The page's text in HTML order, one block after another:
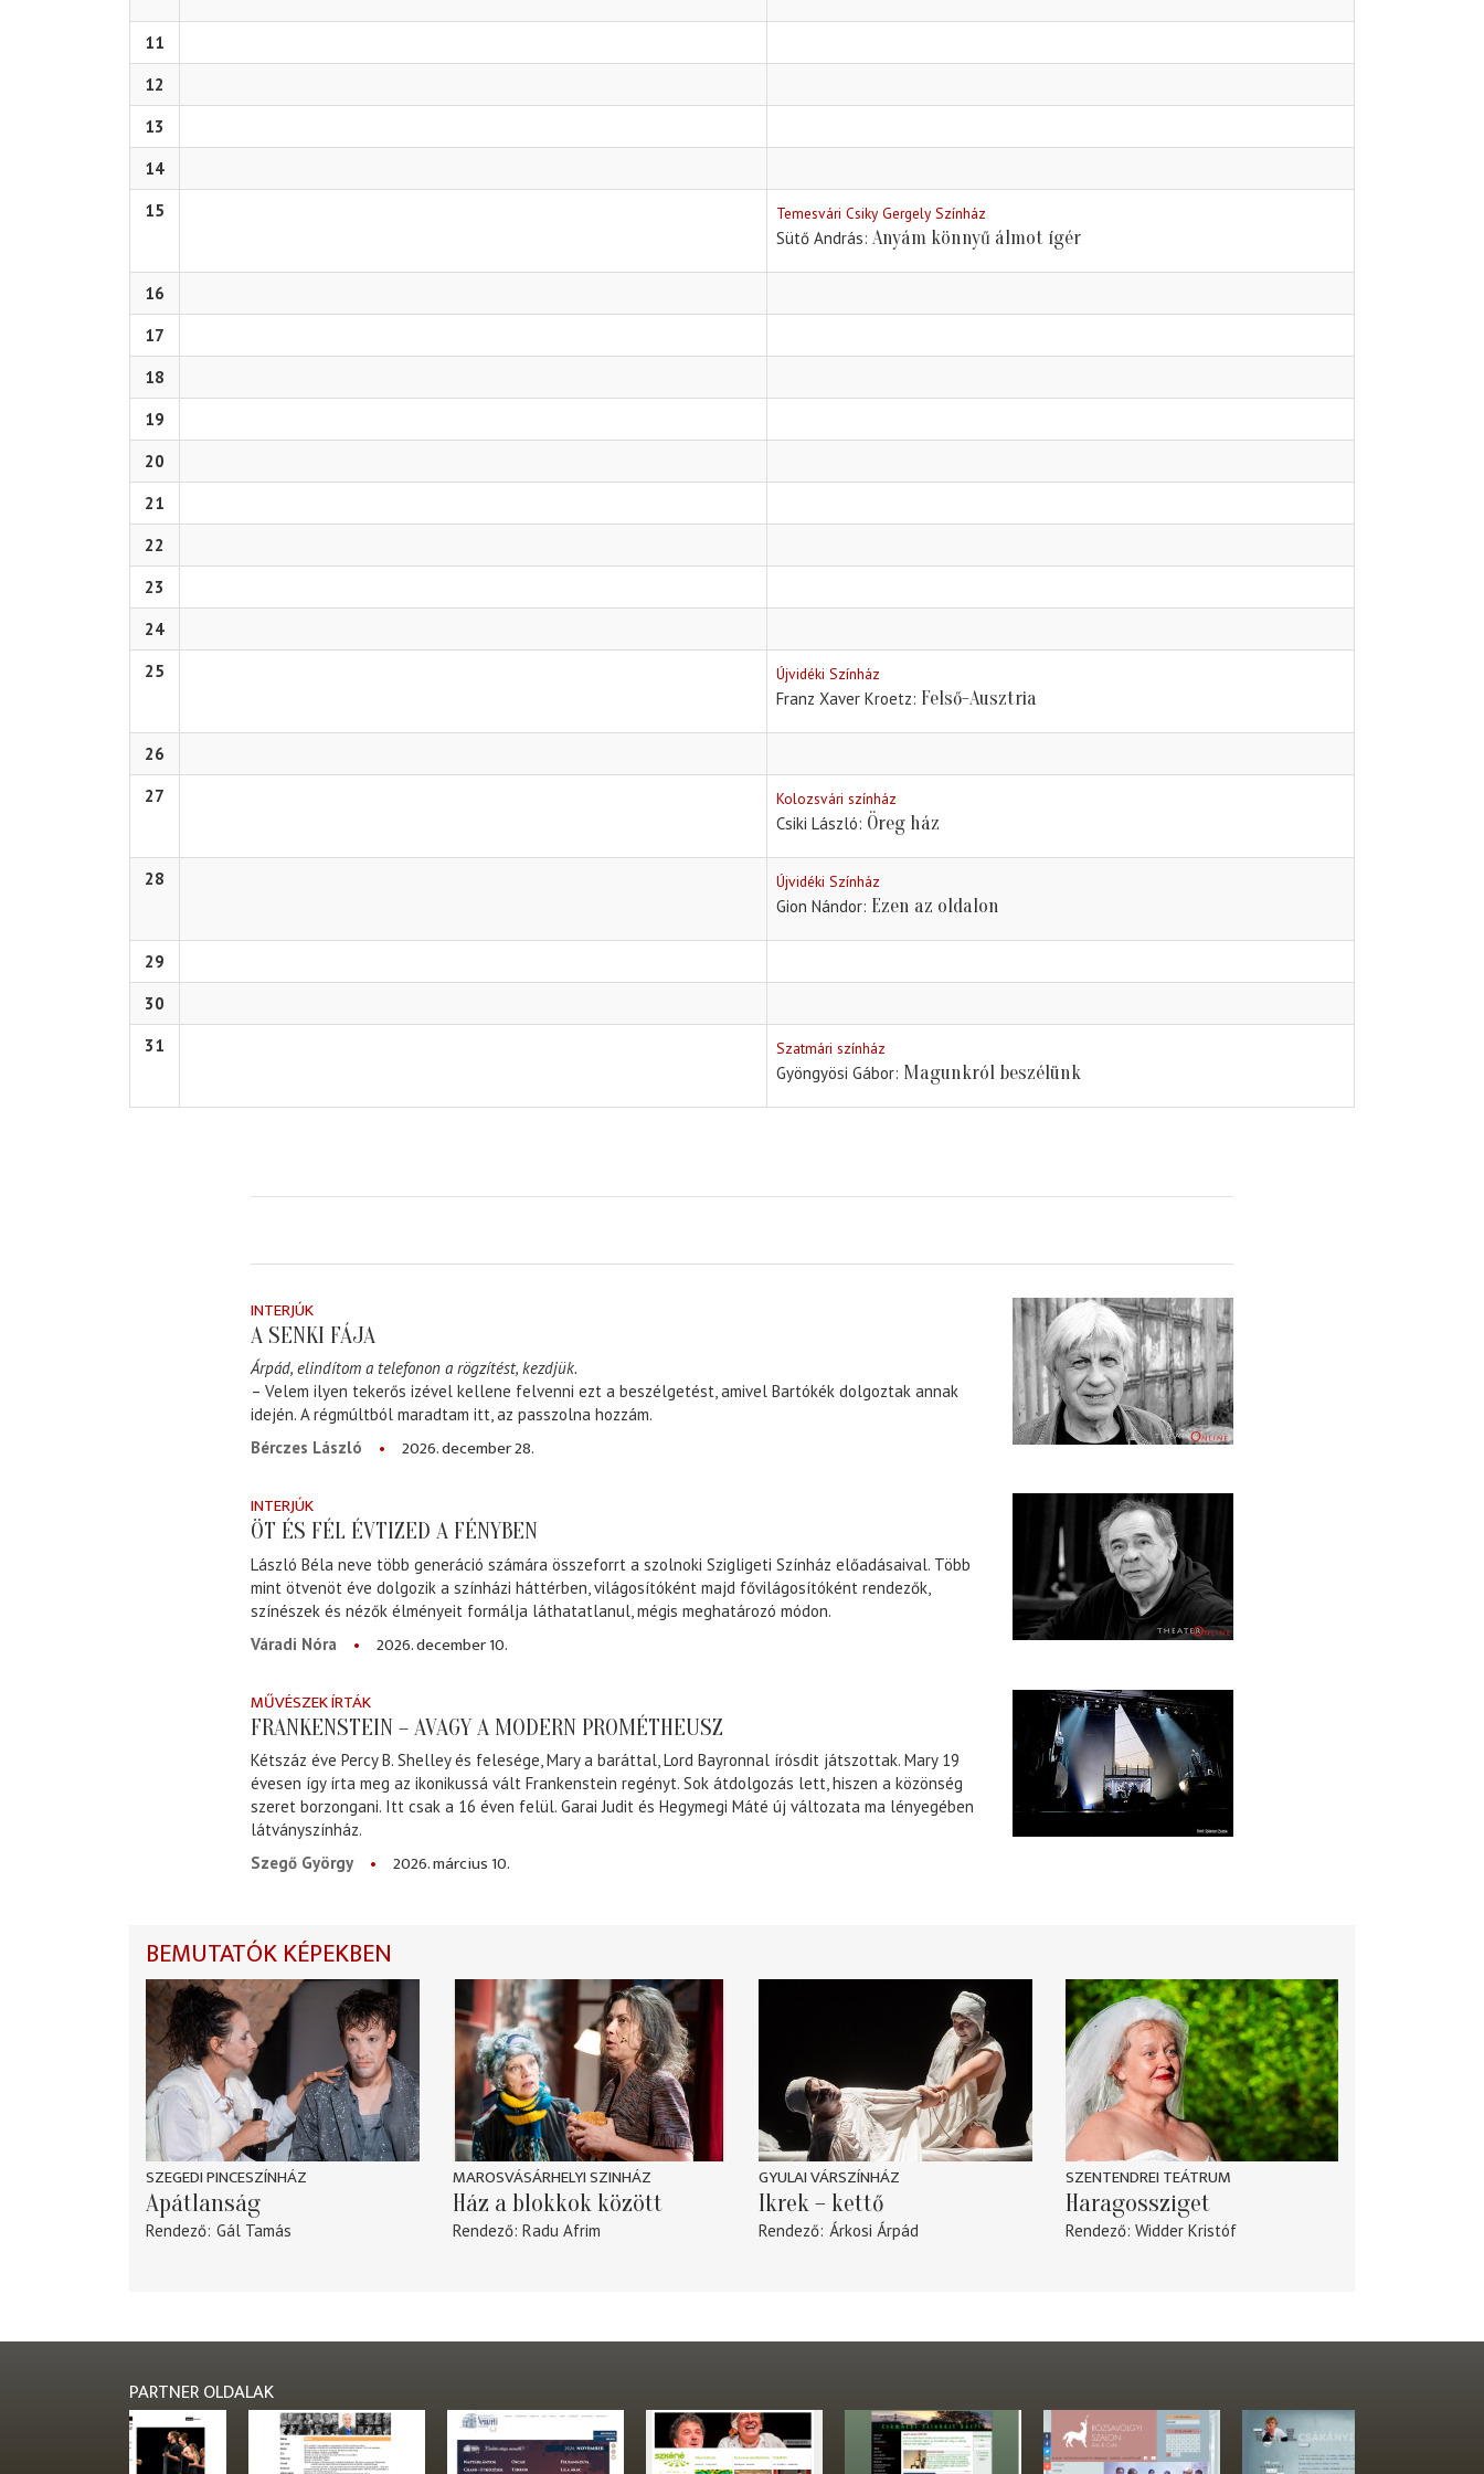
11
12
13
14
15
Temesvári Csiky Gergely Színház
Sütő András Anyám könnyű álmot ígér
16
17
18
19
20
21
22
23
24
25
Újvidéki Színház
Franz Xaver Kroetz Felső-Ausztria
26
27
Kolozsvári színház
Csiki László Öreg ház
28 Újvidéki Színház
Gion Nándor Ezen az oldalon
29
30
31
Szatmári színház
Gyöngyösi Gábor Magunkról beszélünk
INTERJÚK
A SENKI FÁJA
Árpád, elindítom a telefonon a rögzítést, kezdjük.
– Velem ilyen tekerős izével kellene felvenni ezt a beszélgetést, amivel Bartókék dolgoztak annak
idején. A régmúltból maradtam itt, az passzolna hozzám.
Bérczes László
2026. december 28.
INTERJÚK
ÖT ÉS FÉL ÉVTIZED A FÉNYBEN
László Béla neve több generáció számára összeforrt a szolnoki Szigligeti Színház előadásaival. Több
mint ötvenöt éve dolgozik a színházi háttérben, világosítóként majd fővilágosítóként rendezők,
színészek és nézők élményeit formálja láthatatlanul, mégis meghatározó módon.
Váradi Nóra
2026. december 10.
MŰVÉSZEK ÍRTÁK
FRANKENSTEIN – AVAGY A MODERN PROMÉTHEUSZ
Kétszáz éve Percy B. Shelley és felesége, Mary a baráttal, Lord Bayronnal írósdit játszottak. Mary 19
évesen így írta meg az ikonikussá vált Frankenstein regényt. Sok átdolgozás lett, hiszen a közönség
szeret borzongani. Itt csak a 16 éven felül. Garai Judit és Hegymegi Máté új változata ma lényegében
látványszínház.
Szegő György
2026. március 10.
BEMUTATÓK KÉPEKBEN
SZEGEDI PINCESZÍNHÁZ
Apátlanság
Rendező Gál Tamás
MAROSVÁSÁRHELYI SZINHÁZ
Ház a blokkok között
Rendező Radu Afrim
GYULAI VÁRSZÍNHÁZ
Ikrek – kettő
Rendező Árkosi Árpád
SZENTENDREI TEÁTRUM
Haragossziget
Rendező Widder Kristóf
PARTNER OLDALAK